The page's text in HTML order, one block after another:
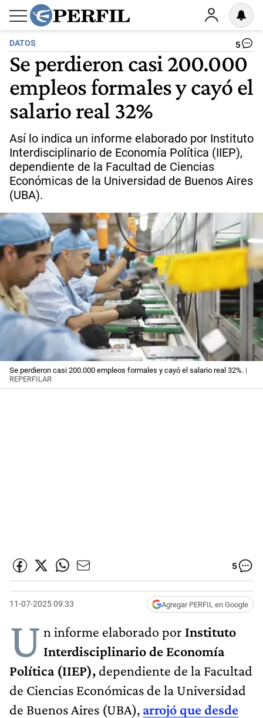
DATOS 5
Se perdieron casi 200.000
empleos formales y cayó el
salario real 32%
Así lo indica un informe elaborado por Instituto
Interdisciplinario de Economía Política (IIEP),
dependiente de la Facultad de Ciencias
Económicas de la Universidad de Buenos Aires
(UBA).
Se perdieron casi 200.000 empleos formales y cayó el salario real 32%. |
REPERFILAR
5
11-07-2025 09:33 Agregar PERFIL en Google
U n informe elaborado por Instituto
Interdisciplinario de Economía
Política (IIEP), dependiente de la Facultad
de Ciencias Económicas de la Universidad
de Buenos Aires (UBA), arrojó que desde